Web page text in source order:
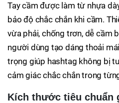
Tay cầm được làm từ nhựa
bảo độ chắc chắn khi cầm.
vừa phải, chống trơn, dễ cầm
người dùng tạo dáng thoải
trọng giúp hashtag không bị
cảm giác chắc chắn trong
Kích thước tiêu chuẩn